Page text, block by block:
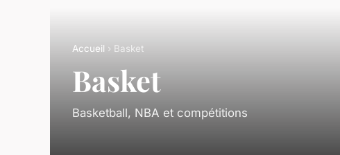
Accueil › Basket
Basket
Basketball, NBA et compétitions